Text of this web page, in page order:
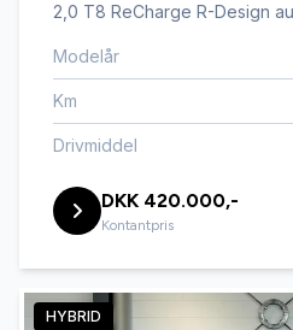
2,0 T8 ReCharge R-Design
Modelår
Km
Drivmiddel
DKK 420.000,-
Kontantpris
HYBRID